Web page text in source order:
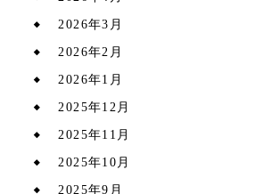
2026年3月
2026年2月
2026年1月
2025年12月
2025年11月
2025年10月
2025年9月